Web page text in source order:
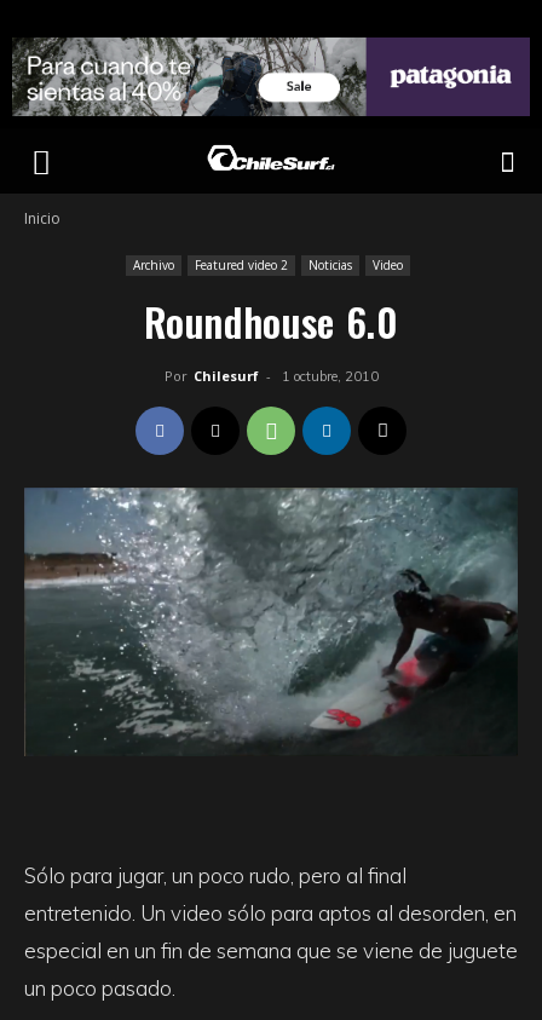
Inicio
Archivo Featured video 2 Noticias Video
Roundhouse 6.0
Por Chilesurf - 1 octubre, 2010
Sólo para jugar, un poco rudo, pero al final
entretenido. Un video sólo para aptos al desorden, en
especial en un fin de semana que se viene de juguete
un poco pasado.